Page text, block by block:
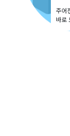
주어
바로